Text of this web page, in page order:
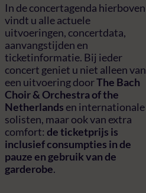
In de concertagenda hierboven
vindt u alle actuele
uitvoeringen, concertdata,
aanvangstijden en
ticketinformatie. Bij ieder
concert geniet u niet alleen van
een uitvoering doorThe Bach
Choir & Orchestra of the
Netherlands en internationale
solisten, maar ook van extra
comfort: de ticketprijs is
inclusief consumpties in de
pauze en gebruik van de
garderobe.